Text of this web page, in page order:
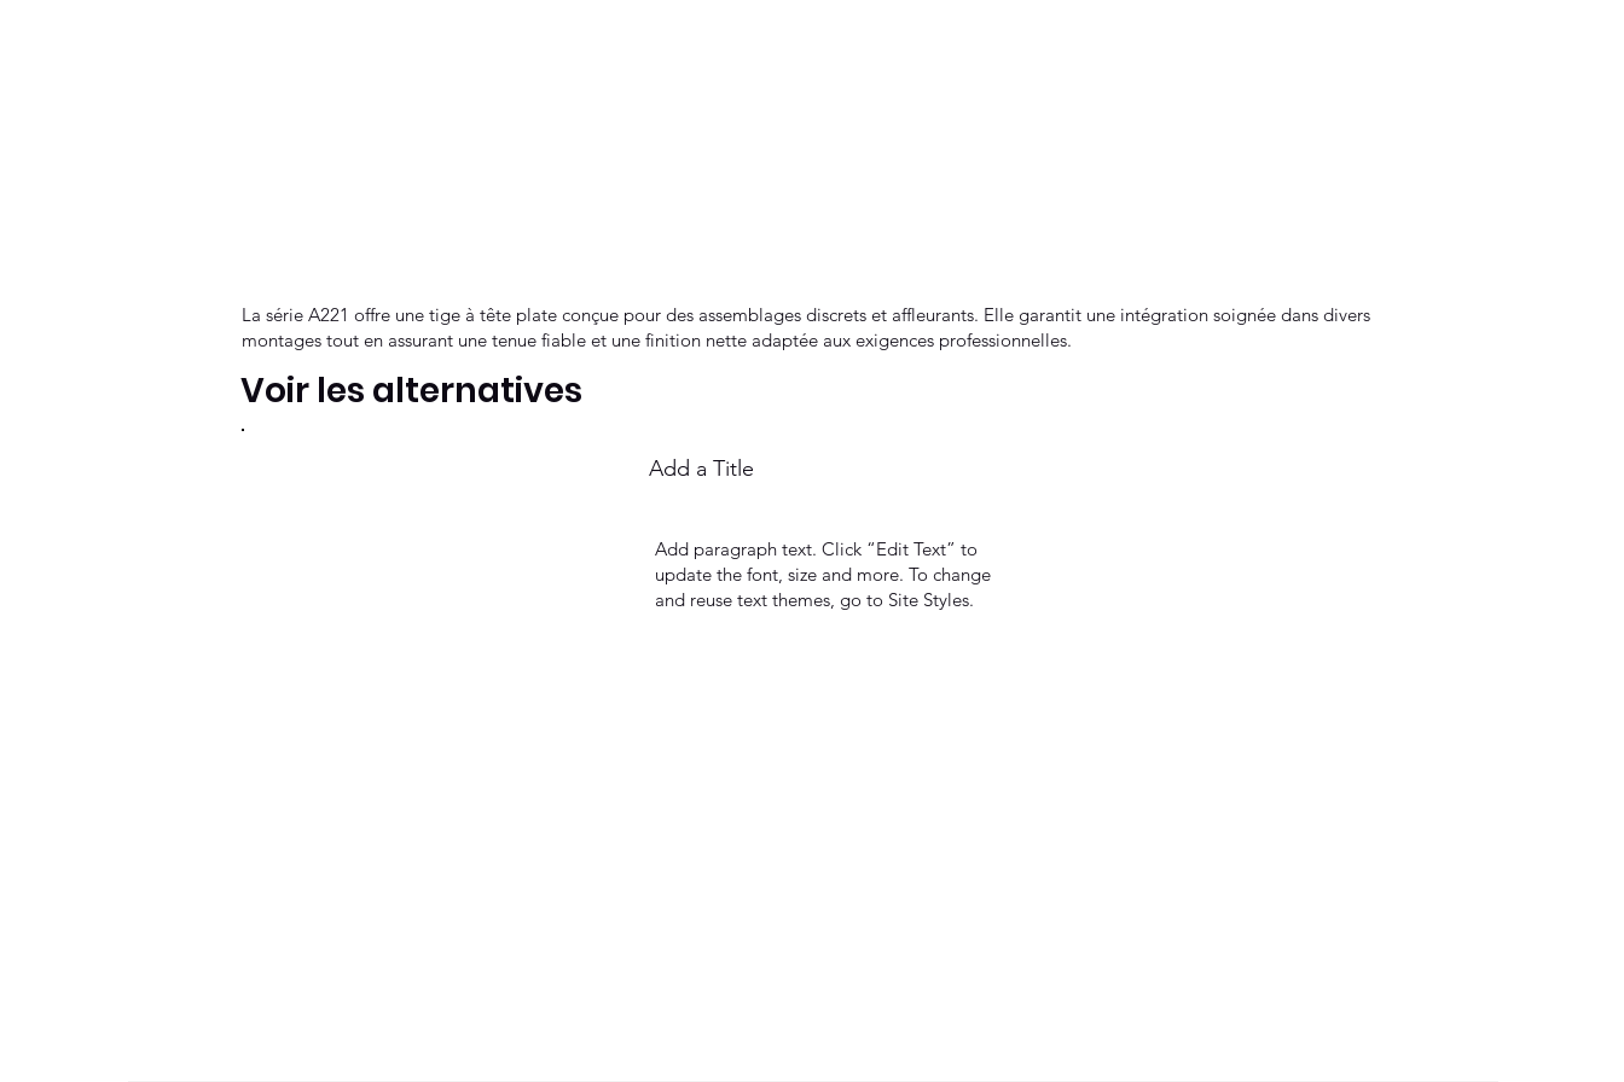
La série A221 offre une tige à tête plate conçue pour des assemblages discrets et affleurants. Elle garantit une intégration soignée dans divers
montages tout en assurant une tenue fiable et une finition nette adaptée aux exigences professionnelles.
Voir les alternatives
Add paragraph text. Click “Edit Text” to
update the font, size and more. To change
and reuse text themes, go to Site Styles.
Add a Title